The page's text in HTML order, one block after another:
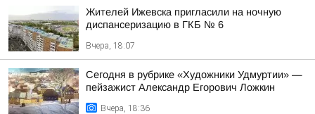
Жителей Ижевска пригласили на ночную
диспансеризацию в ГКБ № 6
Вчера, 18:07
Сегодня в рубрике «Художники Удмуртии» —
пейзажист Александр Егорович Ложкин
Вчера, 18:36